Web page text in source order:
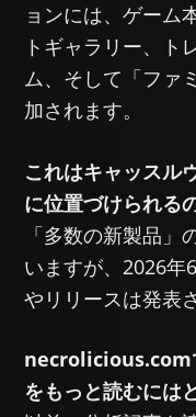
ョンには、ゲーム
トギャラリー、ト
ム、そして「ファ
加されます。
これはキャッスル
に位置づけられる
「多数の新製品」
いますが、2026年
やリリースは発表
necrolicious.com
をもっと読むには